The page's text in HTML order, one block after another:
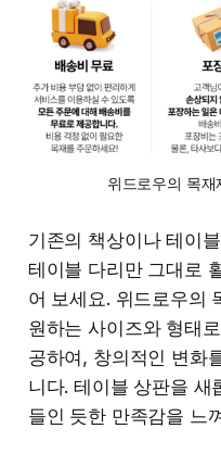
위드로우의 목
기존의 책상이나 테이
테이블 다리만 그대로
어 보세요. 위드로우의
원하는 사이즈와 형태
공하여, 창의적인 변화
니다. 테이블 상판을 새
들인 듯한 만족감을 느